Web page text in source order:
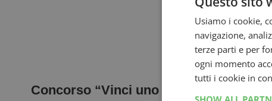
Concorso “Vinci uno smartwatch con
Usiamo i cookie,
navigazione,
terze parti e per
ogni momento
tutti i cookie in